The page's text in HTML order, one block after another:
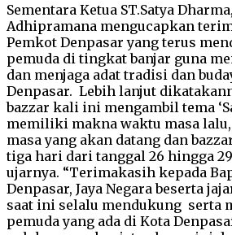
Sementara Ketua ST.Satya
Adhipramana mengucapkan
Pemkot Denpasar yang terus
pemuda di tingkat banjar guna
dan menjaga adat tradisi dan
Denpasar. Lebih lanjut
bazzar kali ini mengambil tema
memiliki makna waktu masa
masa yang akan datang dan
tiga hari dari tanggal 26 hingga
ujarnya. “Terimakasih kepada
Denpasar, Jaya Negara beserta
saat ini selalu mendukung serta
pemuda yang ada di Kota